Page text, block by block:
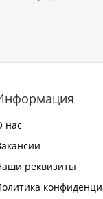
нас
реквизиты